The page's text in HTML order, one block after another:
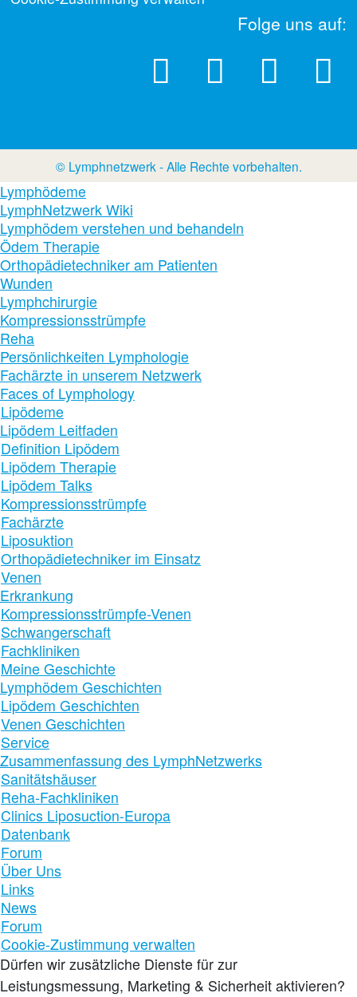
Folge uns auf:
© Lymphnetzwerk - Alle Rechte vorbehalten.
Lymphödeme
LymphNetzwerk Wiki
Lymphödem verstehen und behandeln
Ödem Therapie
Orthopädietechniker am Patienten
Wunden
Lymphchirurgie
Kompressionsstrümpfe
Reha
Persönlichkeiten Lymphologie
Fachärzte in unserem Netzwerk
Faces of Lymphology
Lipödeme
Lipödem Leitfaden
Definition Lipödem
Lipödem Therapie
Lipödem Talks
Kompressionsstrümpfe
Fachärzte
Liposuktion
Orthopädietechniker im Einsatz
Venen
Erkrankung
Kompressionsstrümpfe-Venen
Schwangerschaft
Fachkliniken
Meine Geschichte
Lymphödem Geschichten
Lipödem Geschichten
Venen Geschichten
Service
Zusammenfassung des LymphNetzwerks
Sanitätshäuser
Reha-Fachkliniken
Clinics Liposuction-Europa
Datenbank
Forum
Über Uns
Links
News
Forum
Cookie-Zustimmung verwalten
Dürfen wir zusätzliche Dienste für zur
Leistungsmessung, Marketing & Sicherheit aktivieren?